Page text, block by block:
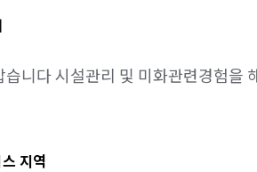
습니다 시설관리 및 미화관련경험을
지역